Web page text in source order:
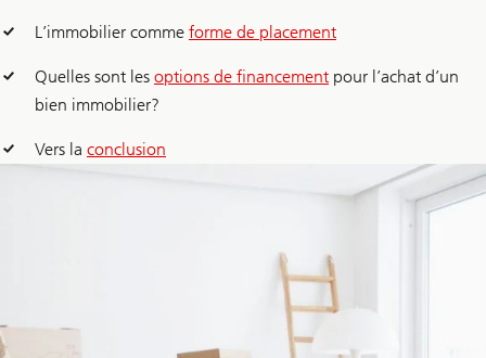
L’immobilier comme forme de placement
Quelles sont les options de financement pour l’achat d’un
bien immobilier?
Vers la conclusion